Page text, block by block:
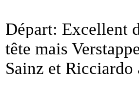
Départ: Excellent
tête mais
Sainz et Ricciardo